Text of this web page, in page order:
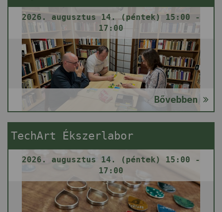
2026. augusztus 14. (péntek) 15:00 -
17:00
Bővebben
TechArt Ékszerlabor
2026. augusztus 14. (péntek) 15:00 -
17:00